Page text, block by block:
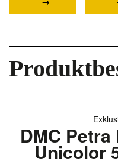
Informationen
DMC
Unicolor